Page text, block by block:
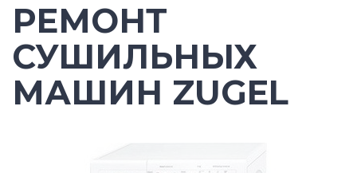
РЕМОНТ
СУШИЛЬНЫХ
МАШИН ZUGEL